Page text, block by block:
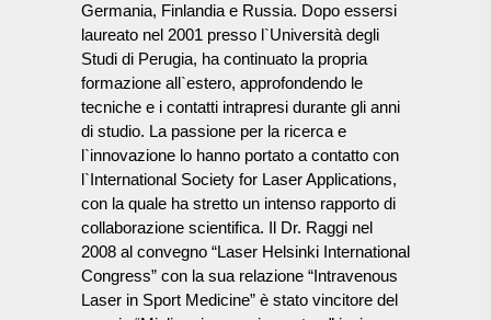
Germania, Finlandia e Russia. Dopo essersi
laureato nel 2001 presso l`Università degli
Studi di Perugia, ha continuato la propria
formazione all`estero, approfondendo le
tecniche e i contatti intrapresi durante gli anni
di studio. La passione per la ricerca e
l`innovazione lo hanno portato a contatto con
l`International Society for Laser Applications,
con la quale ha stretto un intenso rapporto di
collaborazione scientifica. Il Dr. Raggi nel
2008 al convegno “Laser Helsinki International
Congress” con la sua relazione “Intravenous
Laser in Sport Medicine” è stato vincitore del